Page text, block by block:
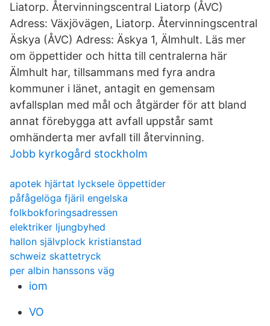
Liatorp. Återvinningscentral Liatorp (ÅVC)
Adress: Växjövägen, Liatorp. Återvinningscentral
Äskya (ÅVC) Adress: Äskya 1, Älmhult. Läs mer
om öppettider och hitta till centralerna här
Älmhult har, tillsammans med fyra andra
kommuner i länet, antagit en gemensam
avfallsplan med mål och åtgärder för att bland
annat förebygga att avfall uppstår samt
omhänderta mer avfall till återvinning.
Jobb kyrkogård stockholm
apotek hjärtat lycksele öppettider
påfågelöga fjäril engelska
folkbokforingsadressen
elektriker ljungbyhed
hallon självplock kristianstad
schweiz skattetryck
per albin hanssons väg
iom
VO